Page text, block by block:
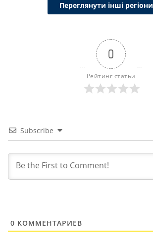
Переглянути інші регіони
0
Рейтинг статьи
Subscribe
0 КОММЕНТАРИЕВ